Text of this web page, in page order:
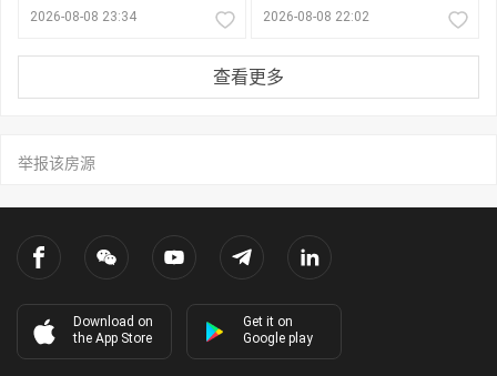
2026-08-08 23:34 2026-08-08 22:02
查看更多
举报该房源
Download on
the App Store
Get it on
Google play